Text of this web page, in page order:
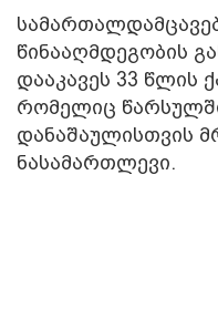
წინააღმდეგობის
დააკავეს 33 წლის
რომელიც
დანაშაულისთვის
ნასამართლევი.